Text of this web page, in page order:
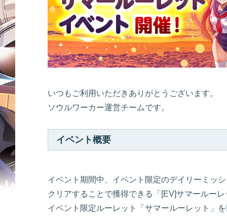
いつもご利用いただきありがとうございます。
ソウルワーカー運営チームです。
イベント概要
イベント期間中、イベント限定のデイリーミッ
クリアすることで獲得できる「[EV]サマールー
イベント限定ルーレット「サマールーレット」